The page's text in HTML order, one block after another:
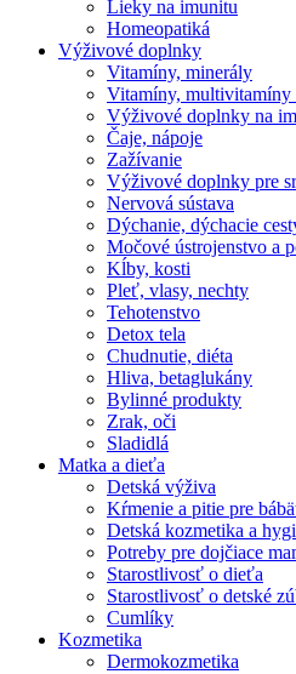
Lieky na imunitu
Homeopatiká
Výživové doplnky
Vitamíny, minerály
Vitamíny, multivitamíny
Výživové doplnky na
Čaje, nápoje
Zažívanie
Výživové doplnky pre
Nervová sústava
Dýchanie, dýchacie
Močové ústrojenstvo a
Kĺby, kosti
Pleť, vlasy, nechty
Tehotenstvo
Detox tela
Chudnutie, diéta
Hliva, betaglukány
Bylinné produkty
Zrak, oči
Sladidlá
Matka a dieťa
Detská výživa
Kŕmenie a pitie pre
Detská kozmetika a
Potreby pre dojčiace
Starostlivosť o dieťa
Starostlivosť o detské
Cumlíky
Kozmetika
Dermokozmetika